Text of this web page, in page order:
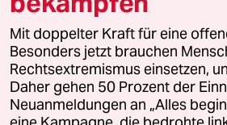
© 2026 taz Verlags und Vertriebs
Alle Rechte vorbehalten. Bei rechtlichen
wenden Sie sich bitte an lizenzen@taz.de
Feedback Redaktionsstatut
Mit doppelter Kraft für eine
Besonders jetzt brauchen
Rechtsextremismus einsetzen,
Daher gehen 50 Prozent der
Neuanmeldungen an „Alles